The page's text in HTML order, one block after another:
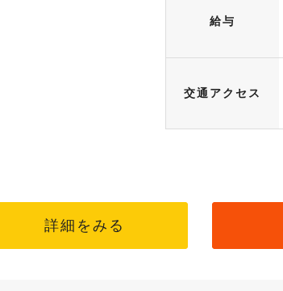
給与
交通アクセス
詳細をみる